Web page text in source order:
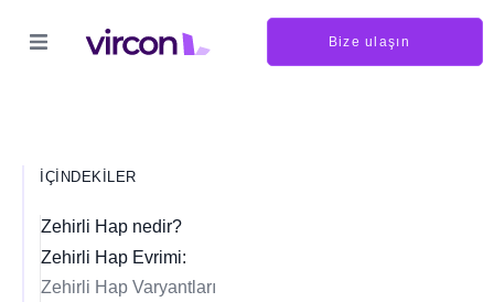
Bize ulaşın
İÇINDEKILER
Zehirli Hap nedir?
Zehirli Hap Evrimi:
Zehirli Hap Varyantları